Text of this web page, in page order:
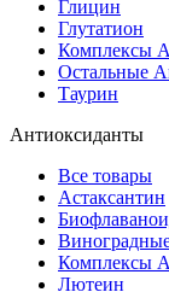
Глицин
Глутатион
Комплексы
Остальные
Таурин
Антиоксиданты
Все товары
Астаксантин
Комплексы
Лютеин